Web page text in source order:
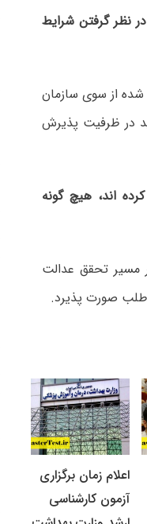
نظر گرفتن شرایط
شده از سوی سازمان
و باید در ظرفیت پذیرش
اند، هیچ گونه
مسیر تحقق عدالت
صورت پذیرد.
اعلام زمان برگزاری
آزمون کارشناسی